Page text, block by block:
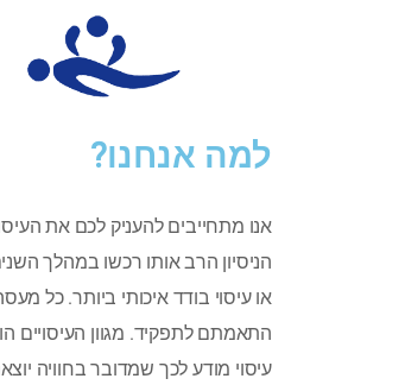
למה אנחנו?
אנו מתחייבים להעניק לכם את
הניסיון הרב אותו רכשו במהלך
או עיסוי בודד איכותי ביותר. כל
התאמתם לתפקיד. מגוון העיסויים
עיסוי מודע לכך שמדובר בחוויה